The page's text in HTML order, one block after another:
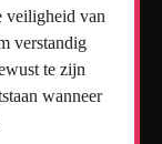
veiligheid van
verstandig
te zijn
wanneer